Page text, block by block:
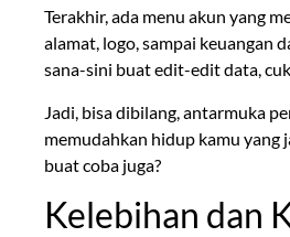
Terakhir, ada menu akun yang
alamat, logo, sampai keuangan
sana-sini buat edit-edit data,
Jadi, bisa dibilang, antarmuka
memudahkan hidup kamu yang
buat coba juga?
Kelebihan dan